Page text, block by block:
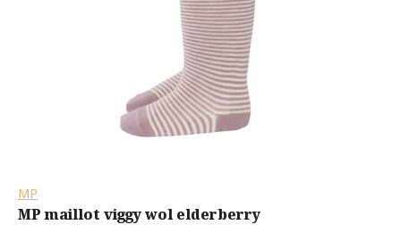
MP
MP maillot viggy wol elderberry